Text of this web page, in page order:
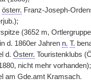
österr. Franz-Joseph-
(3652 m,
d. 1860er Jahren n. T.
d. Österr. Touristenklubs
nicht mehr vorhanden);
am Gde.amt Kramsach.